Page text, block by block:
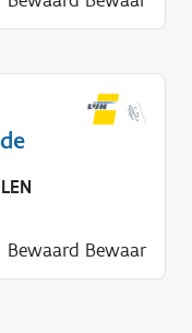
Bewaard Bewaar